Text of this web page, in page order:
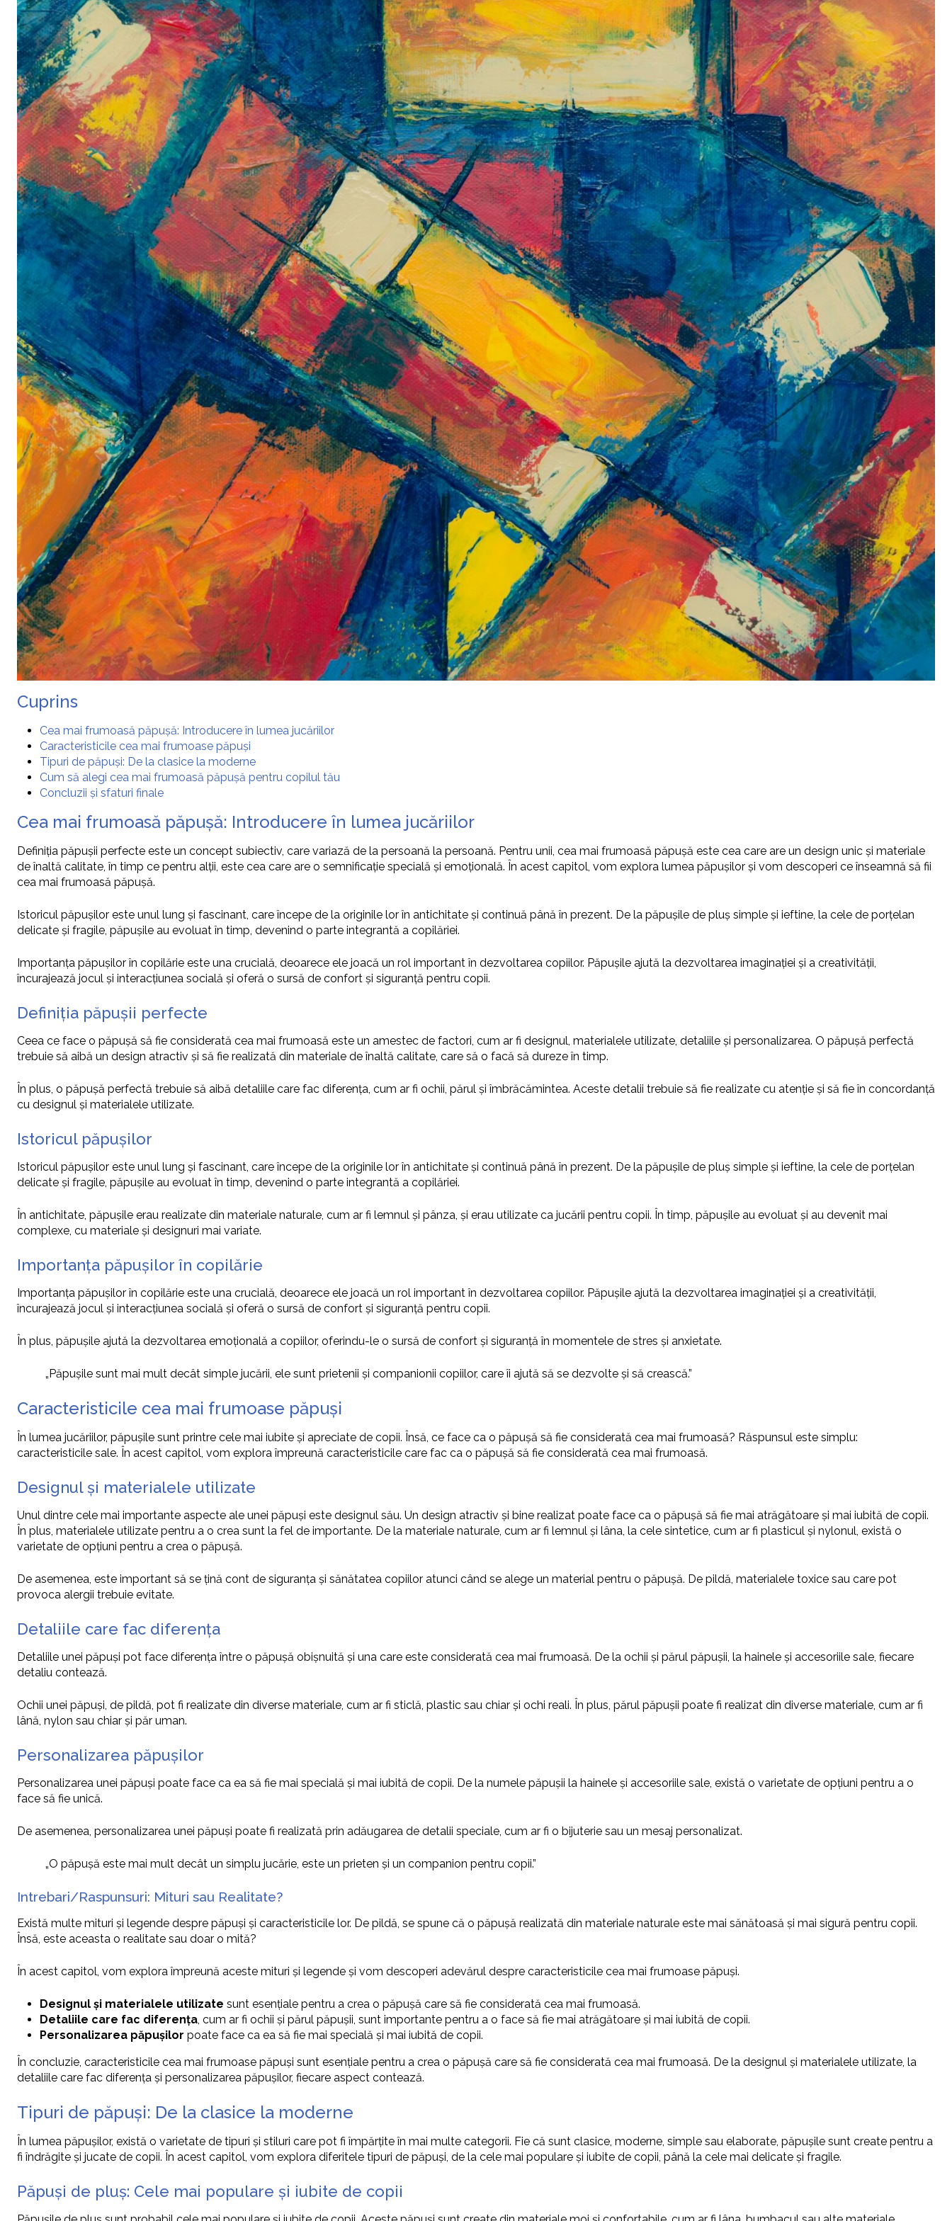
Cuprins
Cea mai frumoasă păpușă: Introducere în lumea jucăriilor
Caracteristicile cea mai frumoase păpuși
Tipuri de păpuși: De la clasice la moderne
Cum să alegi cea mai frumoasă păpușă pentru copilul tău
Concluzii și sfaturi finale
Cea mai frumoasă păpușă: Introducere în lumea jucăriilor
Definiția păpușii perfecte este un concept subiectiv, care variază de la persoană la persoană. Pentru unii, cea mai frumoasă păpușă este cea care are un design unic și materiale
de înaltă calitate, în timp ce pentru alții, este cea care are o semnificație specială și emoțională. În acest capitol, vom explora lumea păpușilor și vom descoperi ce înseamnă să fii
cea mai frumoasă păpușă.
Istoricul păpușilor este unul lung și fascinant, care începe de la originile lor în antichitate și continuă până în prezent. De la păpușile de pluș simple și ieftine, la cele de porțelan
delicate și fragile, păpușile au evoluat în timp, devenind o parte integrantă a copilăriei.
Importanța păpușilor în copilărie este una crucială, deoarece ele joacă un rol important în dezvoltarea copiilor. Păpușile ajută la dezvoltarea imaginației și a creativității,
încurajează jocul și interacțiunea socială și oferă o sursă de confort și siguranță pentru copii.
Definiția păpușii perfecte
Ceea ce face o păpușă să fie considerată cea mai frumoasă este un amestec de factori, cum ar fi designul, materialele utilizate, detaliile și personalizarea. O păpușă perfectă
trebuie să aibă un design atractiv și să fie realizată din materiale de înaltă calitate, care să o facă să dureze în timp.
În plus, o păpușă perfectă trebuie să aibă detaliile care fac diferența, cum ar fi ochii, părul și îmbrăcămintea. Aceste detalii trebuie să fie realizate cu atenție și să fie în concordanță
cu designul și materialele utilizate.
Istoricul păpușilor
Istoricul păpușilor este unul lung și fascinant, care începe de la originile lor în antichitate și continuă până în prezent. De la păpușile de pluș simple și ieftine, la cele de porțelan
delicate și fragile, păpușile au evoluat în timp, devenind o parte integrantă a copilăriei.
În antichitate, păpușile erau realizate din materiale naturale, cum ar fi lemnul și pânza, și erau utilizate ca jucării pentru copii. În timp, păpușile au evoluat și au devenit mai
complexe, cu materiale și designuri mai variate.
Importanța păpușilor în copilărie
Importanța păpușilor în copilărie este una crucială, deoarece ele joacă un rol important în dezvoltarea copiilor. Păpușile ajută la dezvoltarea imaginației și a creativității,
încurajează jocul și interacțiunea socială și oferă o sursă de confort și siguranță pentru copii.
În plus, păpușile ajută la dezvoltarea emoțională a copiilor, oferindu-le o sursă de confort și siguranță în momentele de stres și anxietate.
„Păpușile sunt mai mult decât simple jucării, ele sunt prietenii și companionii copiilor, care îi ajută să se dezvolte și să crească.”
Caracteristicile cea mai frumoase păpuși
În lumea jucăriilor, păpușile sunt printre cele mai iubite și apreciate de copii. Însă, ce face ca o păpușă să fie considerată cea mai frumoasă? Răspunsul este simplu:
caracteristicile sale. În acest capitol, vom explora împreună caracteristicile care fac ca o păpușă să fie considerată cea mai frumoasă.
Designul și materialele utilizate
Unul dintre cele mai importante aspecte ale unei păpuși este designul său. Un design atractiv și bine realizat poate face ca o păpușă să fie mai atrăgătoare și mai iubită de copii.
În plus, materialele utilizate pentru a o crea sunt la fel de importante. De la materiale naturale, cum ar fi lemnul și lâna, la cele sintetice, cum ar fi plasticul și nylonul, există o
varietate de opțiuni pentru a crea o păpușă.
De asemenea, este important să se țină cont de siguranța și sănătatea copiilor atunci când se alege un material pentru o păpușă. De pildă, materialele toxice sau care pot
provoca alergii trebuie evitate.
Detaliile care fac diferența
Detaliile unei păpuși pot face diferența între o păpușă obișnuită și una care este considerată cea mai frumoasă. De la ochii și părul păpușii, la hainele și accesoriile sale, fiecare
detaliu contează.
Ochii unei păpuși, de pildă, pot fi realizate din diverse materiale, cum ar fi sticlă, plastic sau chiar și ochi reali. În plus, părul păpușii poate fi realizat din diverse materiale, cum ar fi
lână, nylon sau chiar și păr uman.
Personalizarea păpușilor
Personalizarea unei păpuși poate face ca ea să fie mai specială și mai iubită de copii. De la numele păpușii la hainele și accesoriile sale, există o varietate de opțiuni pentru a o
face să fie unică.
De asemenea, personalizarea unei păpuși poate fi realizată prin adăugarea de detalii speciale, cum ar fi o bijuterie sau un mesaj personalizat.
„O păpușă este mai mult decât un simplu jucărie, este un prieten și un companion pentru copii.”
Intrebari/Raspunsuri: Mituri sau Realitate?
Există multe mituri și legende despre păpuși și caracteristicile lor. De pildă, se spune că o păpușă realizată din materiale naturale este mai sănătoasă și mai sigură pentru copii.
Însă, este aceasta o realitate sau doar o mită?
În acest capitol, vom explora împreună aceste mituri și legende și vom descoperi adevărul despre caracteristicile cea mai frumoase păpuși.
Designul și materialele utilizate sunt esențiale pentru a crea o păpușă care să fie considerată cea mai frumoasă.
Detaliile care fac diferența, cum ar fi ochii și părul păpușii, sunt importante pentru a o face să fie mai atrăgătoare și mai iubită de copii.
Personalizarea păpușilor poate face ca ea să fie mai specială și mai iubită de copii.
În concluzie, caracteristicile cea mai frumoase păpuși sunt esențiale pentru a crea o păpușă care să fie considerată cea mai frumoasă. De la designul și materialele utilizate, la
detaliile care fac diferența și personalizarea păpușilor, fiecare aspect contează.
Tipuri de păpuși: De la clasice la moderne
În lumea păpușilor, există o varietate de tipuri și stiluri care pot fi împărțite în mai multe categorii. Fie că sunt clasice, moderne, simple sau elaborate, păpușile sunt create pentru a
fi îndrăgite și jucate de copii. În acest capitol, vom explora diferitele tipuri de păpuși, de la cele mai populare și iubite de copii, până la cele mai delicate și fragile.
Păpuși de pluș: Cele mai populare și iubite de copii